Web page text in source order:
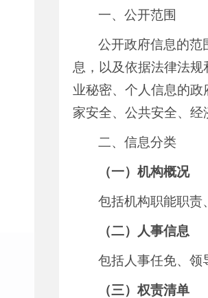
一、公开范围
公开政府信息的范
息，以及依据法律法
业秘密、个人信息的
家安全、公共安全、
二、信息分类
（一）机构概况
包括机构职能职责
（二）人事信息
包括人事任免、领
（三）权责清单